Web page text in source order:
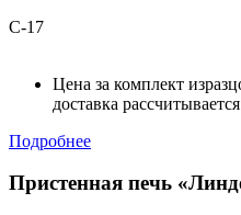
С-17
Цена за комплект
доставка
Подробнее
Пристенная печь